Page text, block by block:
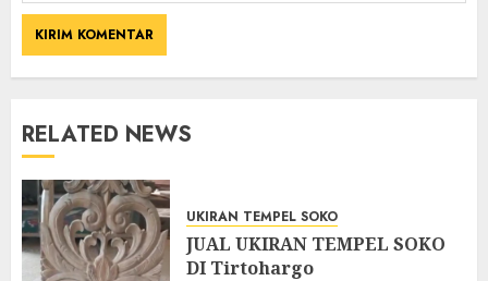
RELATED NEWS
UKIRAN TEMPEL SOKO
JUAL UKIRAN TEMPEL SOKO
DI Tirtohargo